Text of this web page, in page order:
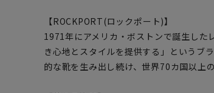
【ROCKPORT(ロックポート)】
1971年にアメリカ・ボストンで誕生した
き心地とスタイルを提供する」というブ
的な靴を生み出し続け、世界70カ国以上